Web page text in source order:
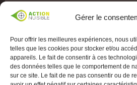
Gérer le
Pour offrir les meilleures expériences, nous
telles que les cookies pour stocker et/ou
appareils. Le fait de consentir à ces
des données telles que le comportement de
sur ce site. Le fait de ne pas consentir ou de